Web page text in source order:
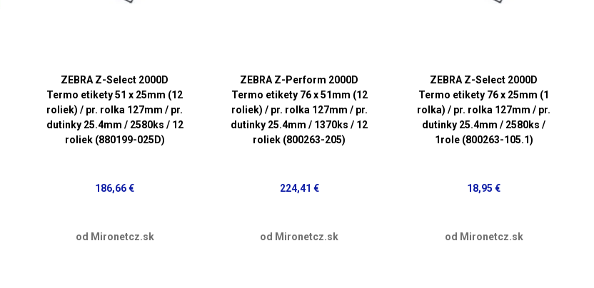
ZEBRA Z-Select 2000D
Termo etikety 51 x 25mm (12
roliek) / pr. rolka 127mm / pr.
dutinky 25.4mm / 2580ks / 12
roliek (880199-025D)
186,66 €
od Mironetcz.sk
ZEBRA Z-Perform 2000D
Termo etikety 76 x 51mm (12
roliek) / pr. rolka 127mm / pr.
dutinky 25.4mm / 1370ks / 12
roliek (800263-205)
224,41 €
od Mironetcz.sk
ZEBRA Z-Select 2000D
Termo etikety 76 x 25mm (1
rolka) / pr. rolka 127mm / pr.
dutinky 25.4mm / 2580ks /
1role (800263-105.1)
18,95 €
od Mironetcz.sk